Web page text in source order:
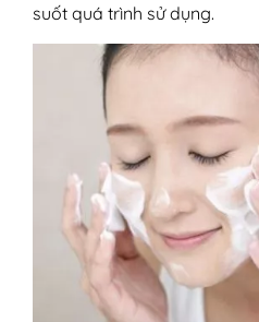
suốt quá trình sử dụng.